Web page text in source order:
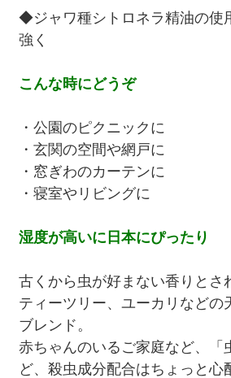
◆ジャワ種シトロネラ精油の使
強く
こんな時にどうぞ
・公園のピクニックに
・玄関の空間や網戸に
・窓ぎわのカーテンに
・寝室やリビングに
湿度が高いに日本にぴったり
古くから虫が好まない香りとさ
ティーツリー、ユーカリなどの
ブレンド。
赤ちゃんのいるご家庭など、「
ど、殺虫成分配合はちょっと心